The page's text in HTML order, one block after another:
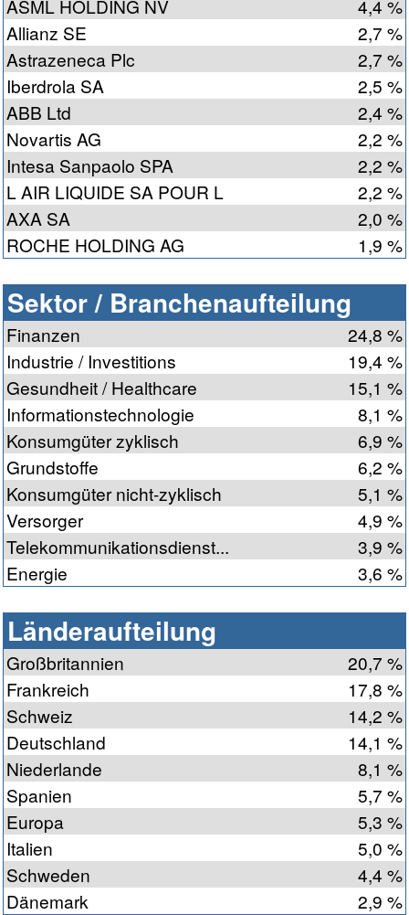
ASML HOLDING NV
4,4 %
Allianz SE
2,7 %
Astrazeneca Plc
2,7 %
Iberdrola SA
2,5 %
ABB Ltd
2,4 %
Novartis AG
2,2 %
Intesa Sanpaolo SPA
2,2 %
L AIR LIQUIDE SA POUR L
2,2 %
AXA SA
2,0 %
ROCHE HOLDING AG
1,9 %
Sektor / Branchenaufteilung
Finanzen
24,8 %
Industrie / Investitions
19,4 %
Gesundheit / Healthcare
15,1 %
Informationstechnologie
8,1 %
Konsumgüter zyklisch
6,9 %
Grundstoffe
6,2 %
Konsumgüter nicht-zyklisch
5,1 %
Versorger
4,9 %
Telekommunikationsdienst...
3,9 %
Energie
3,6 %
Länderaufteilung
Großbritannien
20,7 %
Frankreich
17,8 %
Schweiz
14,2 %
Deutschland
14,1 %
Niederlande
8,1 %
Spanien
5,7 %
Europa
5,3 %
Italien
5,0 %
Schweden
4,4 %
Dänemark
2,9 %